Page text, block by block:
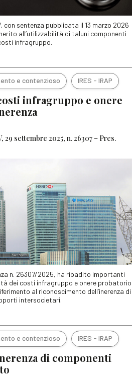
con sentenza pubblicata il 13 marzo 2026
all’utilizzabilità di taluni componenti
infragruppo.
e contenzioso IRES - IRAP
infragruppo e onere
29 settembre 2025, n. 26307 – Pres.
n. 26307/2025, ha ribadito importanti
dei costi infragruppo e onere probatorio
al riconoscimento dell’inerenza di
intersocietari.
e contenzioso IRES - IRAP
di componenti